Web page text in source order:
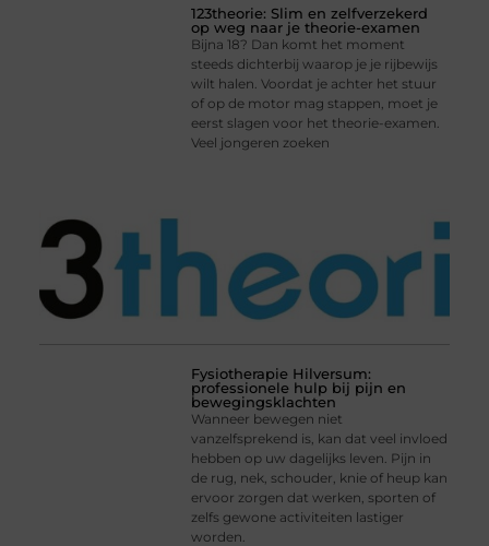
123theorie: Slim en zelfverzekerd
op weg naar je theorie-examen
Bijna 18? Dan komt het moment
steeds dichterbij waarop je je rijbewijs
wilt halen. Voordat je achter het stuur
of op de motor mag stappen, moet je
eerst slagen voor het theorie-examen.
Veel jongeren zoeken
Fysiotherapie Hilversum:
professionele hulp bij pijn en
bewegingsklachten
Wanneer bewegen niet
vanzelfsprekend is, kan dat veel invloed
hebben op uw dagelijks leven. Pijn in
de rug, nek, schouder, knie of heup kan
ervoor zorgen dat werken, sporten of
zelfs gewone activiteiten lastiger
worden.